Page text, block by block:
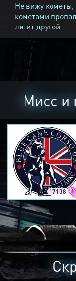
Не вижу кометы,
кометами
летит другой
Мисс и
17138